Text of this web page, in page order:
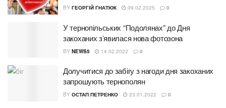
BY ГЕОРГІЙ ГНАТЮК 09.02.2025 0
У тернопільських “Подолянах” до Дня
закоханих з’явилася нова фотозона
BY NEWS5 14.02.2022 0
Долучитися до забігу з нагоди дня закоханих
запрошують тернополян
BY ОСТАП ПЕТРЕНКО 23.01.2022 0